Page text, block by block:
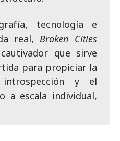
tecnología e
real, Broken Cities
que sirve
para propiciar la
y el
a escala individual,